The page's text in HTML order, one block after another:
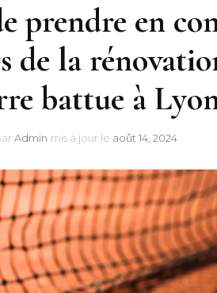
prendre en
de la
battue à
Admin mis à jour le août 14, 2024